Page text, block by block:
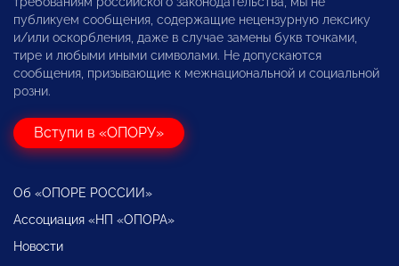
публикуем сообщения, содержащие нецензурную лексику
и/или оскорбления, даже в случае замены букв точками,
тире и любыми иными символами. Не допускаются
сообщения, призывающие к межнациональной и социальной
розни.
Вступи в «ОПОРУ»
Об «ОПОРЕ РОССИИ»
Ассоциация «НП «ОПОРА»
Новости